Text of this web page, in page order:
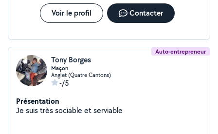
Voir le profil Contacter
Auto-entrepreneur
Tony Borges
Maçon
Anglet (Quatre Cantons)
-/5
Présentation
Je suis très sociable et serviable